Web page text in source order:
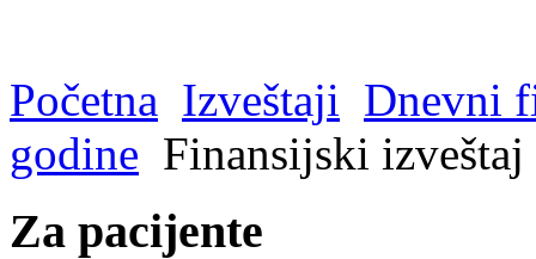
Početna Izveštaji Dnevni
godine Finansijski
Za pacijente